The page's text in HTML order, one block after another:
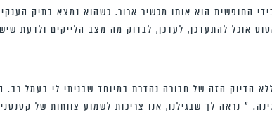
החופשית הוא אותו מכשיר ארור. כשהוא נמצא בתיק
אוכל להתעדכן, לעדכן, לבדוק מה מצב הלייקים ולדעת
הדיוק הזה של חבורה נהדרת במיוחד שבניתי לי בעמל רב.
” נראה לך שבגילנו, אנו צריכות לשמוע צווחות של